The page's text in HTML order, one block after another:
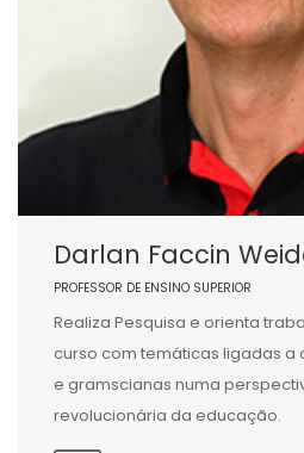
Darlan Faccin
PROFESSOR DE ENSINO SUPERIOR
Realiza Pesquisa e orienta
curso com temáticas ligadas a
e gramscianas numa
revolucionária da educação.